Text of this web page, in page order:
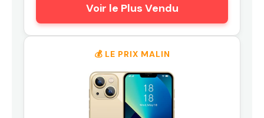
Voir le Plus Vendu
💰 LE PRIX MALIN